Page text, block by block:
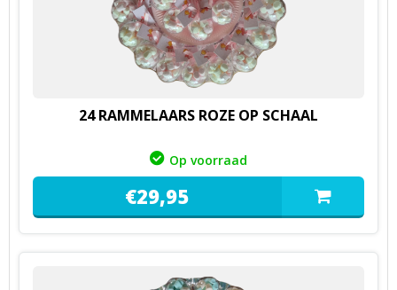
24 RAMMELAARS ROZE OP SCHAAL
Op voorraad
€29,95